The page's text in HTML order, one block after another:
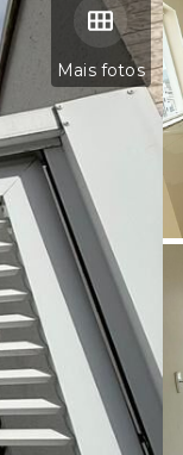
Mais fotos